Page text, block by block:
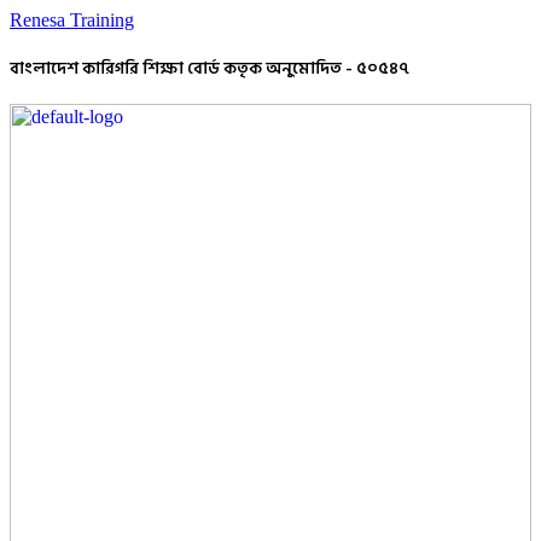
Renesa Training
বাংলাদেশ কারিগরি শিক্ষা বোর্ড কতৃক অনুমোদিত - ৫০৫৪৭